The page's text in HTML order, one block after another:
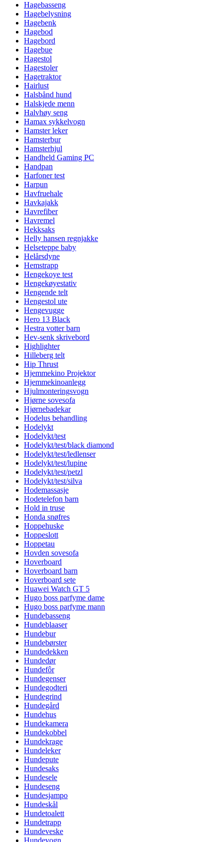
Hagebasseng
Hagebelysning
Hagebenk
Hagebod
Hagebord
Hagebue
Hagestol
Hagestoler
Hagetraktor
Hairlust
Halsbånd hund
Halskjede menn
Halvhøy seng
Hamax sykkelvogn
Hamster leker
Hamsterbur
Hamsterhjul
Handheld Gaming PC
Handpan
Harfoner test
Harpun
Havfruehale
Havkajakk
Havrefiber
Havremel
Hekksaks
Helly hansen regnjakke
Helseteppe baby
Helårsdyne
Hemstrapp
Hengekoye test
Hengekøyestativ
Hengende telt
Hengestol ute
Hengevugge
Hero 13 Black
Hestra votter barn
Hev-senk skrivebord
Highlighter
Hilleberg telt
Hip Thrust
Hjemmekino Projektor
Hjemmekinoanlegg
Hjulmonteringsvogn
Hjørne sovesofa
Hjørnebadekar
Hodelus behandling
Hodelykt
Hodelykt/test
Hodelykt/test/black diamond
Hodelykt/test/ledlenser
Hodelykt/test/lupine
Hodelykt/test/petzl
Hodelykt/test/silva
Hodemassasje
Hodetelefon barn
Hold in truse
Honda snøfres
Hoppehuske
Hoppeslott
Hoppetau
Hovden sovesofa
Hoverboard
Hoverboard barn
Hoverboard sete
Huawei Watch GT 5
Hugo boss parfyme dame
Hugo boss parfyme mann
Hundebasseng
Hundeblaaser
Hundebur
Hundebørster
Hundedekken
Hundedør
Hundefôr
Hundegenser
Hundegodteri
Hundegrind
Hundegård
Hundehus
Hundekamera
Hundekobbel
Hundekrage
Hundeleker
Hundepute
Hundesaks
Hundesele
Hundeseng
Hundesjampo
Hundeskål
Hundetoalett
Hundetrapp
Hundeveske
Hundevogn